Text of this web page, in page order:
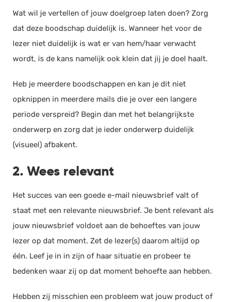
Wat wil je vertellen of jouw doelgroep laten doen? Zorg
dat deze boodschap duidelijk is. Wanneer het voor de
lezer niet duidelijk is wat er van hem/haar verwacht
wordt, is de kans namelijk ook klein dat jij je doel haalt.
Heb je meerdere boodschappen en kan je dit niet
opknippen in meerdere mails die je over een langere
periode verspreid? Begin dan met het belangrijkste
onderwerp en zorg dat je ieder onderwerp duidelijk
(visueel) afbakent.
2. Wees relevant
Het succes van een goede e-mail nieuwsbrief valt of
staat met een relevante nieuwsbrief. Je bent relevant als
jouw nieuwsbrief voldoet aan de behoeftes van jouw
lezer op dat moment. Zet de lezer(s) daarom altijd op
één. Leef je in in zijn of haar situatie en probeer te
bedenken waar zij op dat moment behoefte aan hebben.
Hebben zij misschien een probleem wat jouw product of